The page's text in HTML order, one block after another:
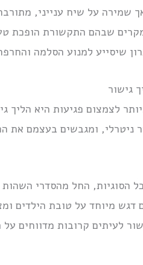
שמירה על שיח ענייני,
שבהם התקשורת הופכת
שיסייע למנוע הסלמה
גישור
לצמצום פגיעות היא
ניטרלי, ומגבשים בעצמם
הסוגיות, החל מהסדרי
דגש מיוחד על טובת הילדים
לעיתים קרובות מדווחים